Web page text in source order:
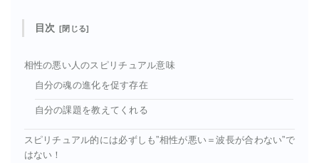
目次
相性の悪い人のスピリチュアル意味
自分の魂の進化を促す存在
自分の課題を教えてくれる
スピリチュアル的には必ずしも”相性が悪い＝波長が合わない”で
はない！